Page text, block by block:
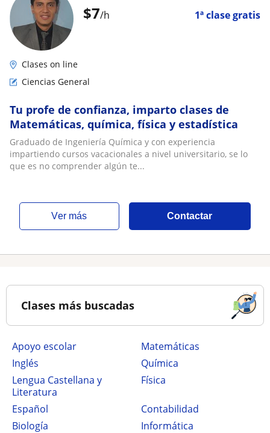
$7/h 1ª clase gratis
Clases on line
Ciencias General
Tu profe de confianza, imparto clases de
Matemáticas, química, física y estadística
Graduado de Ingeniería Química y con experiencia
impartiendo cursos vacacionales a nivel universitario, se lo
que es no comprender algún te...
ver más Contactar
Clases más buscadas
Apoyo escolar
Matemáticas
Inglés
Química
Lengua Castellana y
Literatura
Física
Español
Contabilidad
Biología
Informática